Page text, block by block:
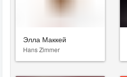
Элла Маккей
Hans Zimmer